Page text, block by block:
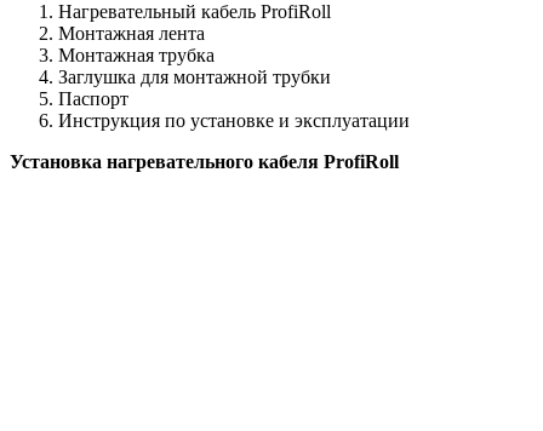
Нагревательный кабель ProfiRoll
Монтажная лента
Монтажная трубка
Заглушка для монтажной трубки
Паспорт
Инструкция по установке и эксплуатации
Установка нагревательного кабеля ProfiRoll